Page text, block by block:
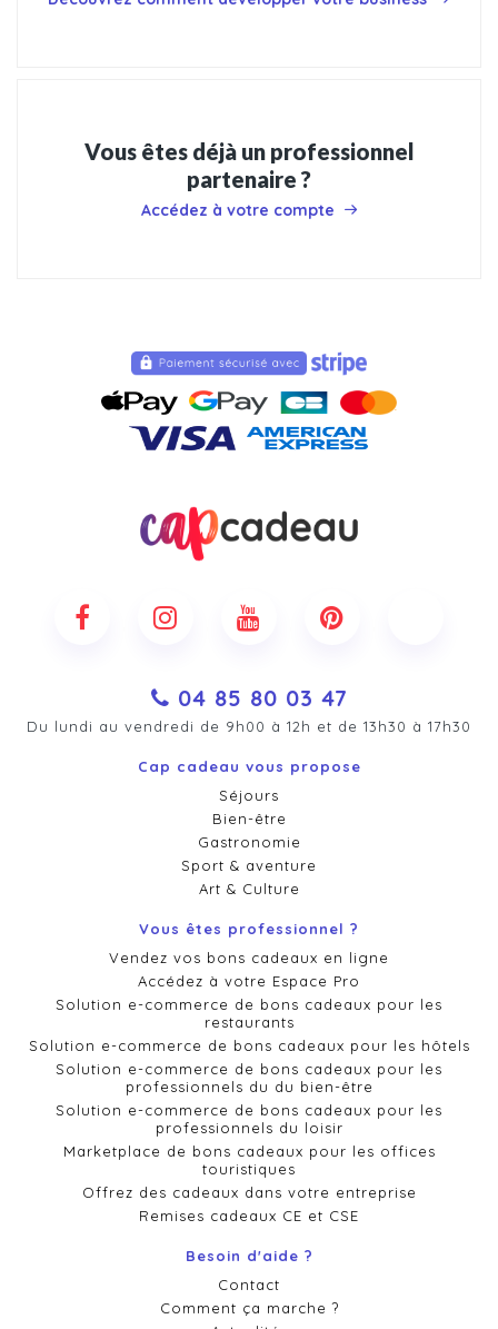
Vous êtes déjà un professionnel
partenaire ?
Accédez à votre compte
04 85 80 03 47
Du lundi au vendredi de 9h00 à 12h et de 13h30 à 17h30
Cap cadeau vous propose
Séjours
Bien-être
Gastronomie
Sport & aventure
Art & Culture
Vous êtes professionnel ?
Vendez vos bons cadeaux en ligne
Accédez à votre Espace Pro
Solution e-commerce de bons cadeaux pour les
restaurants
Solution e-commerce de bons cadeaux pour les hôtels
Solution e-commerce de bons cadeaux pour les
professionnels du du bien-être
Solution e-commerce de bons cadeaux pour les
professionnels du loisir
Marketplace de bons cadeaux pour les offices
touristiques
Offrez des cadeaux dans votre entreprise
Remises cadeaux CE et CSE
Besoin d'aide ?
Contact
Comment ça marche ?